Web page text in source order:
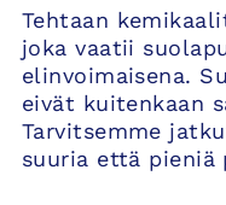
Tehtaan
joka vaatii
elinvoimaisena.
eivät kuitenkaan
Tarvitsemme
suuria että pieniä